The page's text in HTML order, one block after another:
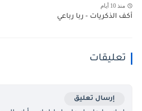
منذ 10 أيام
أكف الذكريات - ربا رباعي
تعليقات
إرسال تعليق